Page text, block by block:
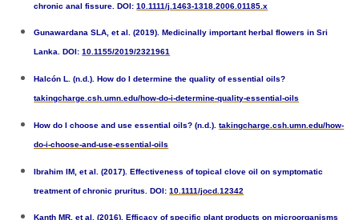
chronic anal fissure. DOI:10.1111/j.1463-1318.2006.01185.x
Gunawardana SLA, et al. (2019). Medicinally important herbal flowers in Sri
Lanka. DOI:10.1155/2019/2321961
Halcón L. (n.d.). How do I determine the quality of essential oils?
takingcharge.csh.umn.edu/how-do-i-determine-quality-essential-oils
How do I choose and use essential oils? (n.d.).takingcharge.csh.umn.edu/how-
do-i-choose-and-use-essential-oils
Ibrahim IM, et al. (2017). Effectiveness of topical clove oil on symptomatic
treatment of chronic pruritus. DOI:10.1111/jocd.12342
Kanth MR, et al. (2016). Efficacy of specific plant products on microorganisms